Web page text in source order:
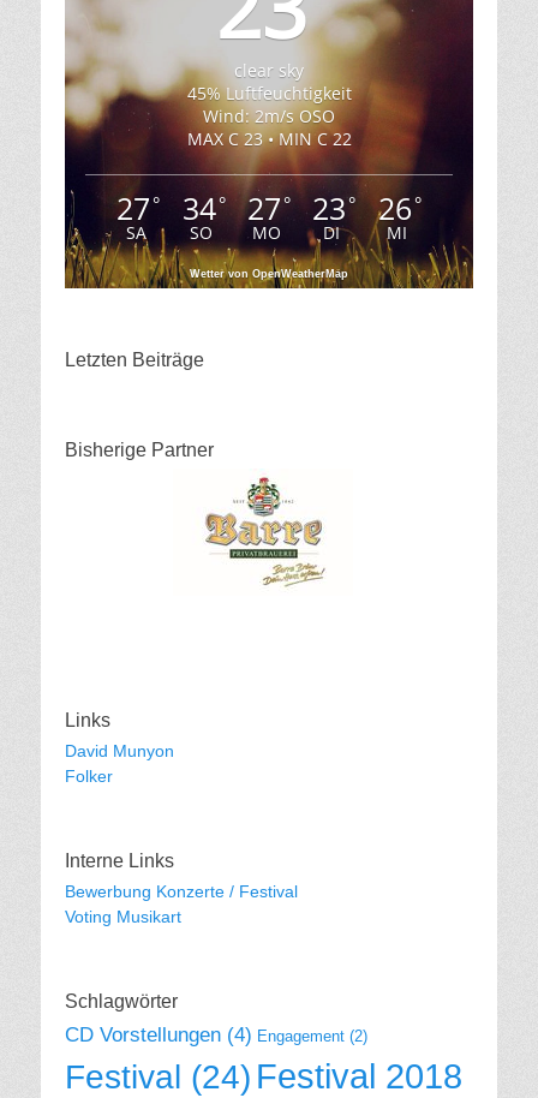
clear sky
45% Luftfeuchtigkeit
Wind: 2m/s OSO
MAX C 23 • MIN C 22
27°
SA
34°
SO
27°
MO
23°
DI
26°
MI
Wetter von OpenWeatherMap
Letzten Beiträge
Bisherige Partner
Links
David Munyon
Folker
Interne Links
Bewerbung Konzerte / Festival
Voting Musikart
Schlagwörter
CD Vorstellungen (4) Engagement (2)
Festival (24) Festival 2018